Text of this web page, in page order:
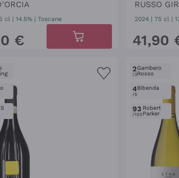
cl | 14.5% Toscane
€
RUSSO
2024 |75 cl |
41,90
2
/3
Gambero
Rosso
4
/5
Bibenda
93
/100
Robert
Parker